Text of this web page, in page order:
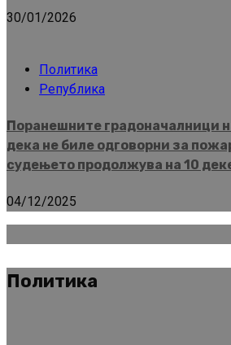
30/01/2026
Политика
Република
Поранешните градоначалници
дека не биле одговорни за
судењето продолжува на 10
04/12/2025
Политика